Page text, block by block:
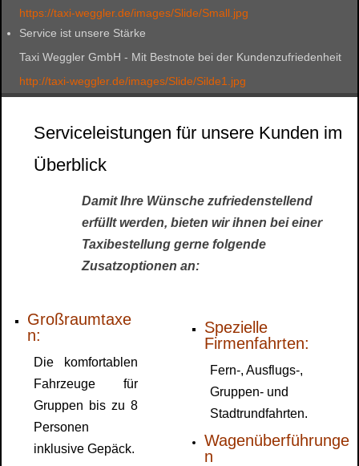
https://taxi-weggler.de/images/Slide/Small.jpg
Service ist unsere Stärke
Taxi Weggler GmbH - Mit Bestnote bei der Kundenzufriedenheit
http://taxi-weggler.de/images/Slide/Silde1.jpg
Serviceleistungen für unsere Kunden im
Überblick
Damit Ihre Wünsche zufriedenstellend
erfüllt werden, bieten wir ihnen bei einer
Taxibestellung gerne folgende
Zusatzoptionen an:
Spezielle
Firmenfahrten:
Fern-, Ausflugs-,
Gruppen- und
Stadtrundfahrten.
Wagenüberführunge
n
Großraumtaxe
n:
Die komfortablen
Fahrzeuge für
Gruppen bis zu 8
Personen
inklusive Gepäck.